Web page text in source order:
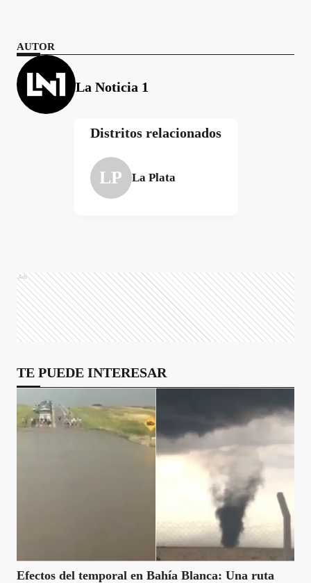
AUTOR
La Noticia 1
Distritos relacionados
LP La Plata
Ads
TE PUEDE INTERESAR
Efectos del temporal en Bahía Blanca: Una ruta